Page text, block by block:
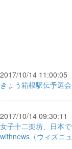
2017/10/14 11:00:05
きょう箱根駅伝予選
2017/10/14 09:30:11
女子十二楽坊、日本
withnews（ウィズニュ